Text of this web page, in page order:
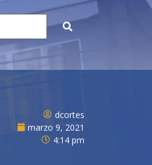
dcortes
marzo 9, 2021
4:14 pm